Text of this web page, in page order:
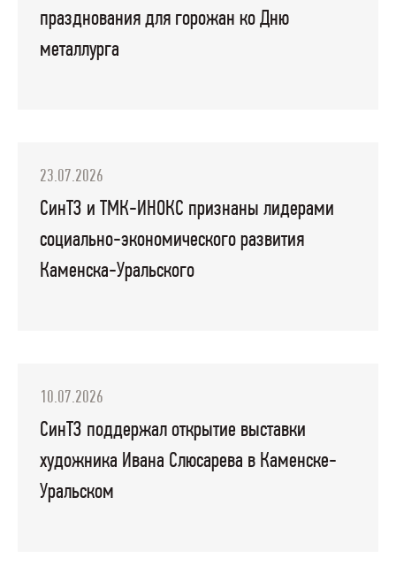
празднования для горожан ко Дню
металлурга
23.07.2026
СинТЗ и ТМК-ИНОКС признаны лидерами
социально-экономического развития
Каменска-Уральского
10.07.2026
СинТЗ поддержал открытие выставки
художника Ивана Слюсарева в Каменске-
Уральском